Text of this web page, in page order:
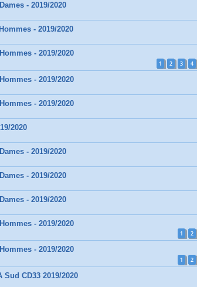
- 2019/2020
- 2019/2020
- 2019/2020
1 2 3 4
- 2019/2020
- 2019/2020
2020
- 2019/2020
- 2019/2020
- 2019/2020
- 2019/2020
1 2
- 2019/2020
1 2
CD33 2019/2020